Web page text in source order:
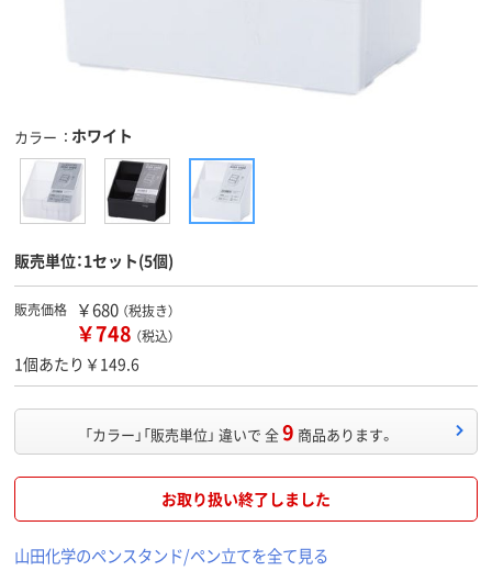
カラー ホワイト
販売単位：1セット(5個)
販売価格 ￥680 （税抜き）
￥748 （税込）
1個あたり￥149.6
「カラー」「販売単位」 違いで 全9 商品あります。
お取り扱い終了しました
山田化学のペンスタンド/ペン立てを全て見る